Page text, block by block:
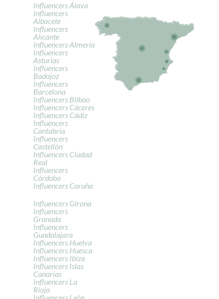
Influencers Álava
Influencers
Albacete
Influencers
Alicante
Influencers Almería
Influencers
Asturias
Influencers
Badajoz
Influencers
Barcelona
Influencers Bilbao
Influencers Cáceres
Influencers Cádiz
Influencers
Cantabria
Influencers
Castellón
Influencers Ciudad
Real
Influencers
Córdoba
Influencers Coruña
Influencers Girona
Influencers
Granada
Influencers
Guadalajara
Influencers Huelva
Influencers Huesca
Influencers Ibiza
Influencers Islas
Canarias
Influencers La
Rioja